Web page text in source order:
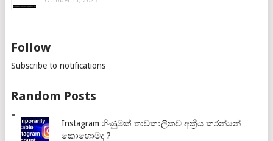
Follow
Subscribe to notifications
Random Posts
Instagram ගිණුමක් තාවකාලිකව අක්‍රීය කරන්නේ
කොහොමද ?